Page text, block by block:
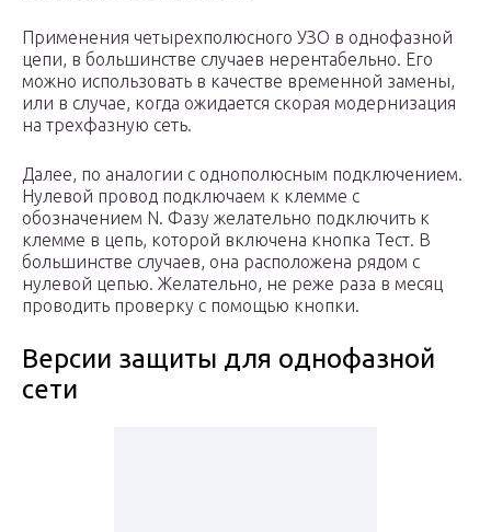
Применения четырехполюсного УЗО в однофазной
цепи, в большинстве случаев нерентабельно. Его
можно использовать в качестве временной замены,
или в случае, когда ожидается скорая модернизация
на трехфазную сеть.
Далее, по аналогии с однополюсным подключением.
Нулевой провод подключаем к клемме с
обозначением N. Фазу желательно подключить к
клемме в цепь, которой включена кнопка Тест. В
большинстве случаев, она расположена рядом с
нулевой цепью. Желательно, не реже раза в месяц
проводить проверку с помощью кнопки.
Версии защиты для однофазной
сети